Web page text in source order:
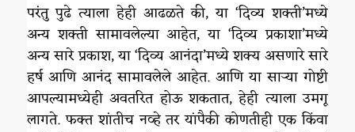
परंतु पुढे त्याला हेही आढळते की, या ‘दिव्य शक्ती’मध्ये
अन्य शक्ती सामावलेल्या आहेत, या ‘दिव्य प्रकाशा’मध्ये
अन्य सारे प्रकाश, या ‘दिव्य आनंदा’मध्ये शक्य असणारे सारे
हर्ष आणि आनंद सामावलेले आहेत. आणि या साऱ्या गोष्टी
आपल्यामध्येही अवतरित होऊ शकतात, हेही त्याला उमगू
लागते. फक्त शांतीच नव्हे तर यांपैकी कोणतीही एक किंवा